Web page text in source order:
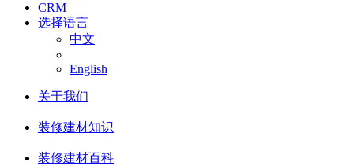
CRM
选择语言
中文
English
关于我们
装修建材知识
装修建材百科